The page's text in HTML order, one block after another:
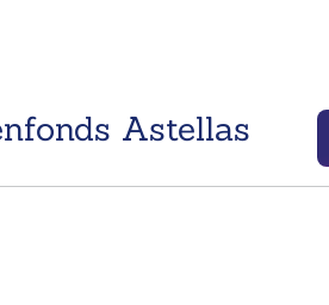
Astellas